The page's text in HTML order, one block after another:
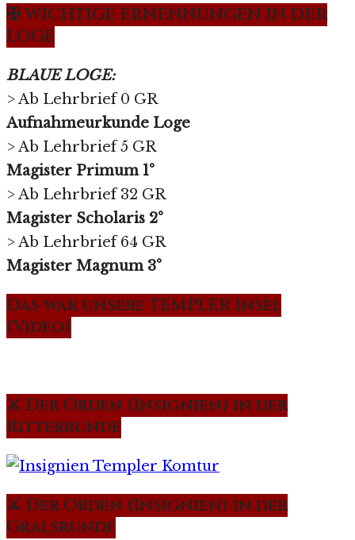
✠ WICHTIGE ERNENNUNGEN IN DER
LOGE
BLAUE LOGE:
> Ab Lehrbrief 0 GR
Aufnahmeurkunde Loge
> Ab Lehrbrief 5 GR
Magister Primum 1°
> Ab Lehrbrief 32 GR
Magister Scholaris 2°
> Ab Lehrbrief 64 GR
Magister Magnum 3°
Das war unsere TEMPLER Insel
(Video)
⚔️ Der Orden (Insignien) in der
Ritterrunde
⚔️ Der Orden (Insignien) in der
Gralsrunde